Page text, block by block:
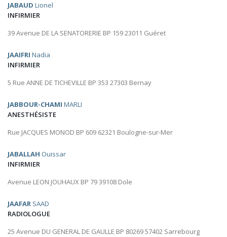
JABAUD Lionel
INFIRMIER
39 Avenue DE LA SENATORERIE BP 159 23011 Guéret
JAAIFRI Nadia
INFIRMIER
5 Rue ANNE DE TICHEVILLE BP 353 27303 Bernay
JABBOUR-CHAMI MARLI
ANESTHÉSISTE
Rue JACQUES MONOD BP 609 62321 Boulogne-sur-Mer
JABALLAH Ouissar
INFIRMIER
Avenue LEON JOUHAUX BP 79 39108 Dole
JAAFAR SAAD
RADIOLOGUE
25 Avenue DU GENERAL DE GAULLE BP 80269 57402 Sarrebourg